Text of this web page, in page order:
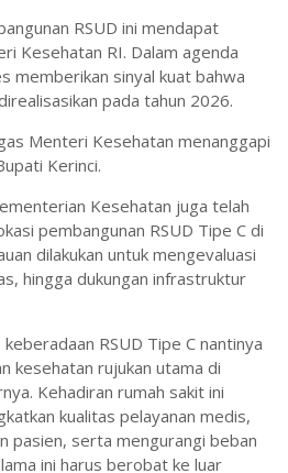
RSUD ini mendapat
Kesehatan RI. Dalam agenda
memberikan sinyal kuat bahwa
pada tahun 2026.
Menteri Kesehatan menanggapi
Kerinci.
Kesehatan juga telah
pembangunan RSUD Tipe C di
dilakukan untuk mengevaluasi
hingga dukungan infrastruktur
RSUD Tipe C nantinya
kesehatan rujukan utama di
Kehadiran rumah sakit ini
kualitas pelayanan medis,
pasien, serta mengurangi beban
ini harus berobat ke luar